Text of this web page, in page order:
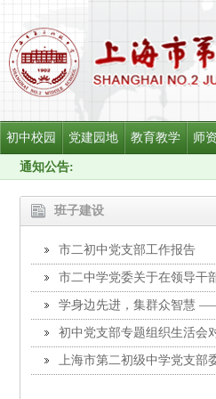
初中校园 党建园地 教育教学 师
通知公告:
班子建设
市二初中党支部工作报告
市二中学党委关于在领导干
学身边先进，集群众智慧
初中党支部专题组织生活会
上海市第二初级中学党支部